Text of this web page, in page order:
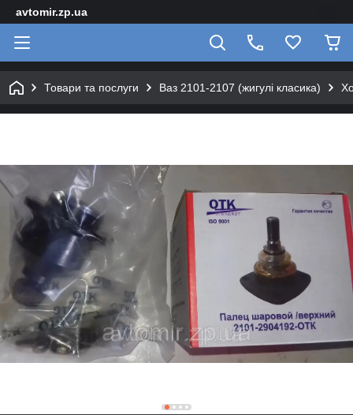
avtomir.zp.ua
Товари та послуги Ваз 2101-2107 (жигулі класика)